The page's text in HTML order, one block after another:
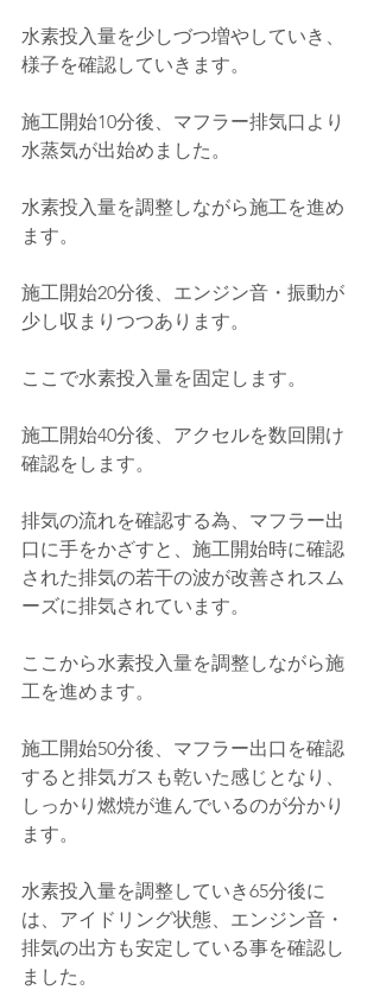
水素投入量を少しづつ増やしていき、
様子を確認していきます。
施工開始10分後、マフラー排気口より
水蒸気が出始めました。
水素投入量を調整しながら施工を進め
ます。
施工開始20分後、エンジン音・振動が
少し収まりつつあります。
ここで水素投入量を固定します。
施工開始40分後、アクセルを数回開け
確認をします。
排気の流れを確認する為、マフラー出
口に手をかざすと、施工開始時に確認
された排気の若干の波が改善されスム
ーズに排気されています。
ここから水素投入量を調整しながら施
工を進めます。
施工開始50分後、マフラー出口を確認
すると排気ガスも乾いた感じとなり、
しっかり燃焼が進んでいるのが分かり
ます。
水素投入量を調整していき65分後に
は、アイドリング状態、エンジン音・
排気の出方も安定している事を確認し
ました。